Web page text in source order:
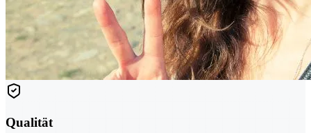
Qualität